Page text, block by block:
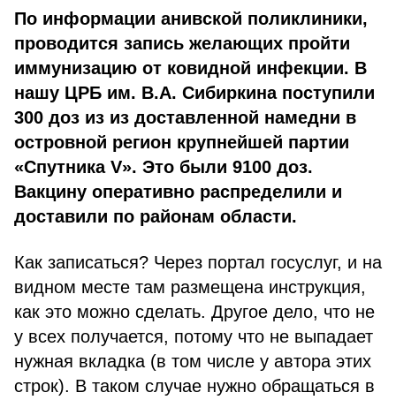
По информации анивской поликлиники,
проводится запись желающих пройти
иммунизацию от ковидной инфекции. В
нашу ЦРБ им. В.А. Сибиркина поступили
300 доз из из доставленной намедни в
островной регион крупнейшей партии
«Спутника V». Это были 9100 доз.
Вакцину оперативно распределили и
доставили по районам области.
Как записаться? Через портал госуслуг, и на
видном месте там размещена инструкция,
как это можно сделать. Другое дело, что не
у всех получается, потому что не выпадает
нужная вкладка (в том числе у автора этих
строк). В таком случае нужно обращаться в